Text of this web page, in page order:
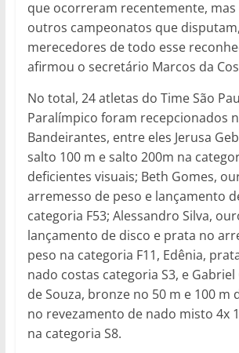
que ocorreram recentemente,
outros campeonatos que
merecedores de todo esse
afirmou o secretário Marcos da
No total, 24 atletas do Time São
Paralímpico foram recepcionados
Bandeirantes, entre eles Jerusa
salto 100 m e salto 200m na
deficientes visuais; Beth Gomes,
arremesso de peso e lançamento
categoria F53; Alessandro Silva,
lançamento de disco e prata no
peso na categoria F11, Edênia,
nado costas categoria S3, e Gabriel
de Souza, bronze no 50 m e 100 m
no revezamento de nado misto 4x
na categoria S8.